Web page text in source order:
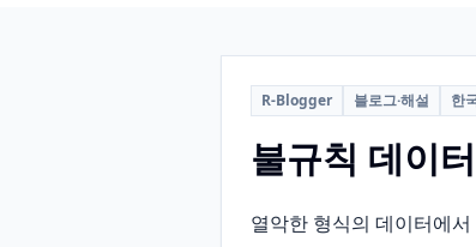
R-Blogger 블로그·해설 한
불규칙 데이
열악한 형식의 데이터에